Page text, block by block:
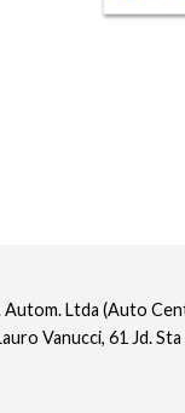
Ltda (Auto
Vanucci, 61 Jd.